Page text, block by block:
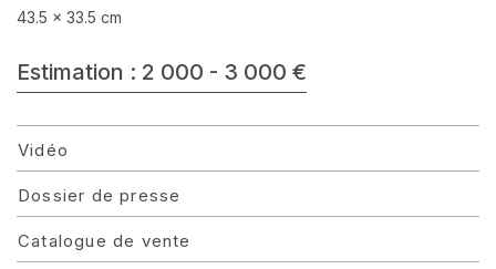
43.5 x 33.5 cm
Estimation : 2 000 - 3 000 €
Vidéo
Dossier de presse
Catalogue de vente